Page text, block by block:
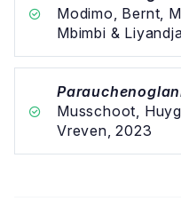
Modimo, Bernt,
Mbimbi &
Musschoot,
Vreven, 2023